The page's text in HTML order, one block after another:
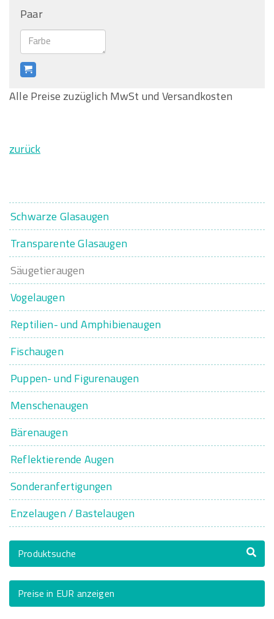
Paar
Alle Preise zuzüglich MwSt und Versandkosten
zurück
Schwarze Glasaugen
Transparente Glasaugen
Säugetieraugen
Vogelaugen
Reptilien- und Amphibienaugen
Fischaugen
Puppen- und Figurenaugen
Menschenaugen
Bärenaugen
Reflektierende Augen
Sonderanfertigungen
Enzelaugen / Bastelaugen
Produktsuche
Preise in EUR anzeigen